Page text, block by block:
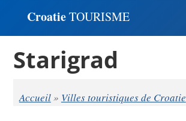
CroatieTOURISME
Starigrad
Accueil» Villes touristiques de Croatie